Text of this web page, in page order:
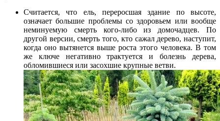
Считается, что ель, переросшая здание по высоте,
означает большие проблемы со здоровьем или вообще
неминуемую смерть кого-либо из домочадцев. По
другой версии, смерть того, кто сажал дерево, наступит,
когда оно вытянется выше роста этого человека. В том
же ключе негативно трактуется и болезнь дерева,
обломившиеся или засохшие крупные ветви.